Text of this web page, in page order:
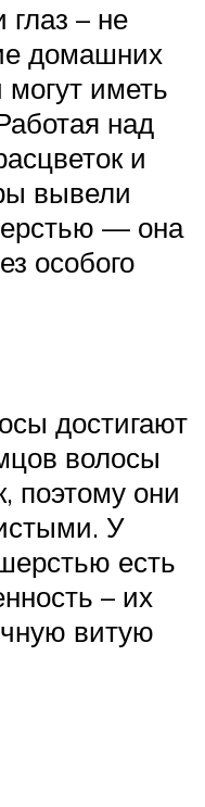
– не
домашних
могут иметь
над
и
вывели
— она
особого
достигают
волосы
поэтому они
У
есть
– их
витую